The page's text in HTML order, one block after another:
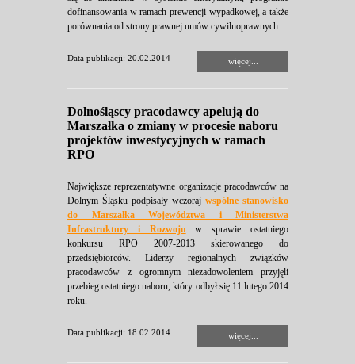
dofinansowania w ramach prewencji wypadkowej, a także
porównania od strony prawnej umów cywilnoprawnych.
Data publikacji: 20.02.2014 więcej...
Dolnośląscy pracodawcy apelują do
Marszałka o zmiany w procesie naboru
projektów inwestycyjnych w ramach
RPO
Największe reprezentatywne organizacje pracodawców na
Dolnym Śląsku podpisały wczoraj wspólne stanowisko
do Marszałka Województwa i Ministerstwa
Infrastruktury i Rozwojuw sprawie ostatniego
konkursu RPO 2007-2013 skierowanego do
przedsiębiorców. Liderzy regionalnych związków
pracodawców z ogromnym niezadowoleniem przyjęli
przebieg ostatniego naboru, który odbył się 11 lutego 2014
roku.
Data publikacji: 18.02.2014 więcej...